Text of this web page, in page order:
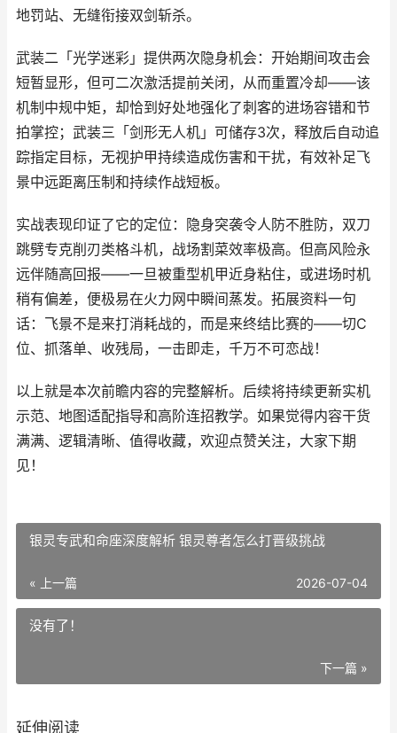
地罚站、无缝衔接双剑斩杀。
武装二「光学迷彩」提供两次隐身机会：开始期间攻击会
短暂显形，但可二次激活提前关闭，从而重置冷却——该
机制中规中矩，却恰到好处地强化了刺客的进场容错和节
拍掌控；武装三「剑形无人机」可储存3次，释放后自动追
踪指定目标，无视护甲持续造成伤害和干扰，有效补足飞
景中远距离压制和持续作战短板。
实战表现印证了它的定位：隐身突袭令人防不胜防，双刀
跳劈专克削刃类格斗机，战场割菜效率极高。但高风险永
远伴随高回报——一旦被重型机甲近身粘住，或进场时机
稍有偏差，便极易在火力网中瞬间蒸发。拓展资料一句
话：飞景不是来打消耗战的，而是来终结比赛的——切C
位、抓落单、收残局，一击即走，千万不可恋战！
以上就是本次前瞻内容的完整解析。后续将持续更新实机
示范、地图适配指导和高阶连招教学。如果觉得内容干货
满满、逻辑清晰、值得收藏，欢迎点赞关注，大家下期
见！
银灵专武和命座深度解析 银灵尊者怎么打晋级挑战
« 上一篇 2026-07-04
没有了！
下一篇 »
延伸阅读